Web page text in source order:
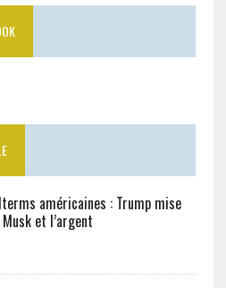
américaines : Trump mise
et l’argent